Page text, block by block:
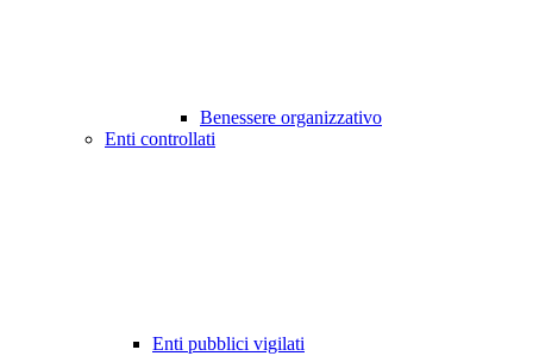
Benessere organizzativo
Enti controllati
Enti pubblici vigilati